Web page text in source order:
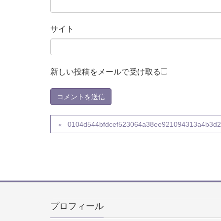
サイト
新しい投稿をメールで受け取る
プロフィール